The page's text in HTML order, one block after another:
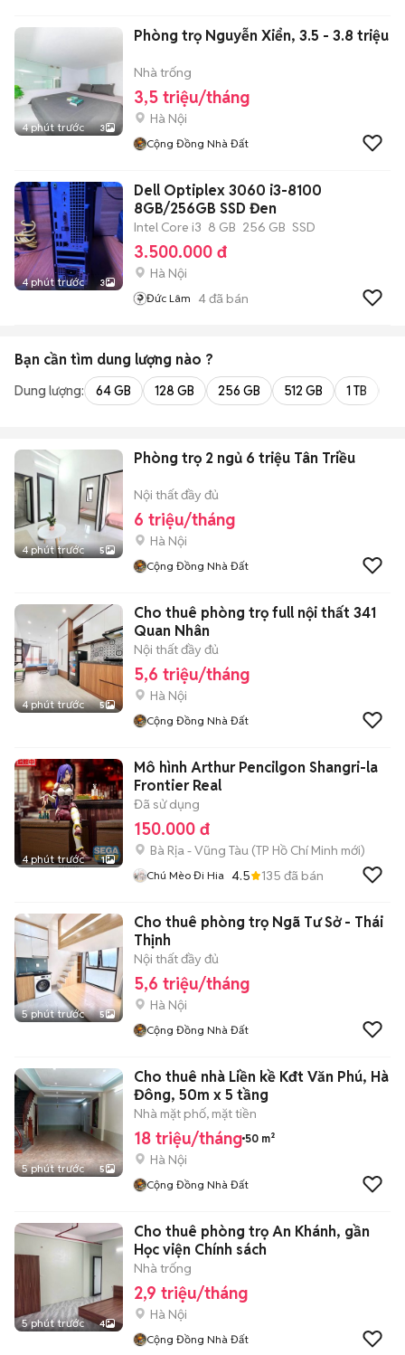
4 phút trước 3
Phòng trọ Nguyễn Xiển, 3.5 - 3.8 triệu
Nhà trống
3,5 triệu/tháng
Hà Nội
Cộng Đồng Nhà Đất
4 phút trước 3
Dell Optiplex 3060 i3-8100
8GB/256GB SSD Đen
Intel Core i3 8 GB 256 GB SSD
3.500.000 đ
Hà Nội
Đức Lâm 4đã bán
Bạn cần tìm dung lượng nào ?
Dung lượng: 64 GB 128 GB 256 GB 512 GB 1 TB
4 phút trước 5
Phòng trọ 2 ngủ 6 triệu Tân Triều
Nội thất đầy đủ
6 triệu/tháng
Hà Nội
Cộng Đồng Nhà Đất
4 phút trước 5
Cho thuê phòng trọ full nội thất 341
Quan Nhân
Nội thất đầy đủ
5,6 triệu/tháng
Hà Nội
Cộng Đồng Nhà Đất
4 phút trước 1
Mô hình Arthur Pencilgon Shangri-la
Frontier Real
Đã sử dụng
150.000 đ
Bà Rịa - Vũng Tàu (TP Hồ Chí Minh mới)
Chú Mèo Đi Hia 4.5 135 đã bán
5 phút trước 5
Cho thuê phòng trọ Ngã Tư Sở - Thái
Thịnh
Nội thất đầy đủ
5,6 triệu/tháng
Hà Nội
Cộng Đồng Nhà Đất
5 phút trước 5
Cho thuê nhà Liền kề Kđt Văn Phú, Hà
Đông, 50m x 5 tầng
Nhà mặt phố, mặt tiền
18 triệu/tháng 50 m²
Hà Nội
Cộng Đồng Nhà Đất
5 phút trước 4
Cho thuê phòng trọ An Khánh, gần
Học viện Chính sách
Nhà trống
2,9 triệu/tháng
Hà Nội
Cộng Đồng Nhà Đất